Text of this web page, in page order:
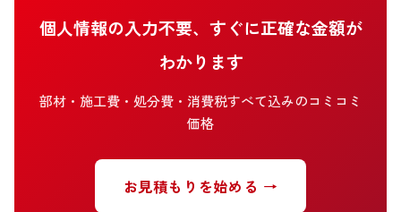
個人情報の入力不要、すぐに正確な金額が
わかります
部材・施工費・処分費・消費税すべて込みのコミコミ
価格
お見積もりを始める →